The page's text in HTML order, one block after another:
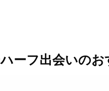
ーフ出会いの